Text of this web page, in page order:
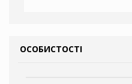
ОСОБИСТОСТІ